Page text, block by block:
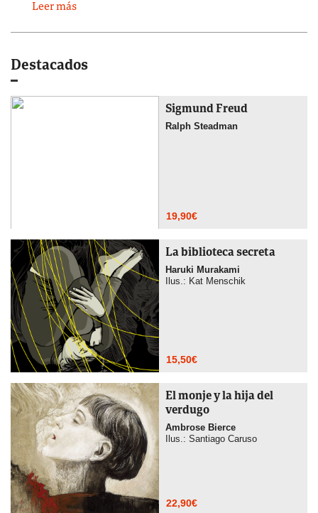
Leer más
Destacados
Sigmund Freud
Ralph Steadman
19,90€
La biblioteca secreta
Haruki Murakami
Ilus.: Kat Menschik
15,50€
El monje y la hija del
verdugo
Ambrose Bierce
Ilus.: Santiago Caruso
22,90€